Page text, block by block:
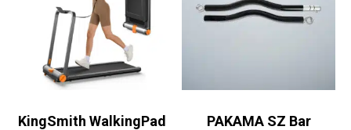
KingSmith WalkingPad
PAKAMA SZ Bar